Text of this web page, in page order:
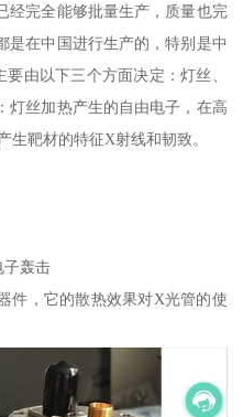
经完全能够批量生产，质量也完
是在中国进行生产的，特别是中
由以下三个方面决定：灯丝、
灯丝加热产生的自由电子，在高
生靶材的特征X射线和韧致。
子轰击
件，它的散热效果对X光管的使